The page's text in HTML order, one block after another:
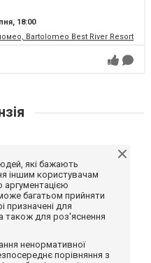
18:00
Bartolomeo Best River Resort
які бажають
іншим користувачам
багатьом прийняти
призначені для
також для роз'яснення
ненормативної
порівняння з